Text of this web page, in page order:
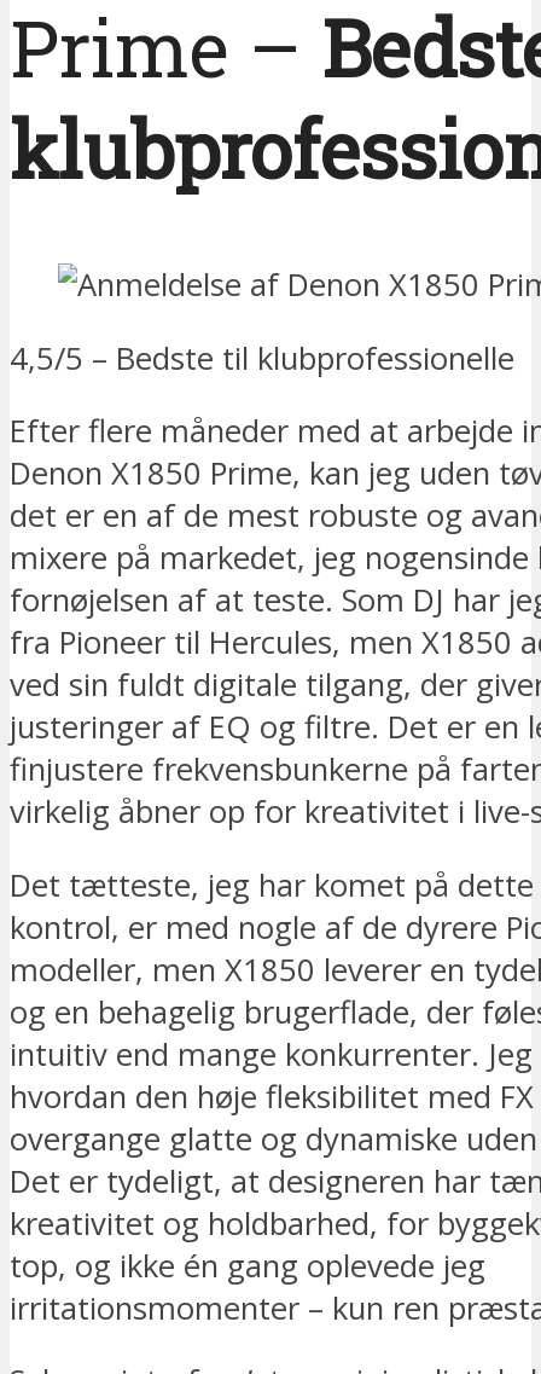
Prime –
4,5/5 – Bedste til klubprofessionelle
Efter flere måneder med at arbejde
Denon X1850 Prime, kan jeg uden
det er en af de mest robuste og
mixere på markedet, jeg
fornøjelsen af at teste. Som DJ har
fra Pioneer til Hercules, men X1850
ved sin fuldt digitale tilgang, der
justeringer af EQ og filtre. Det er en
finjustere frekvensbunkerne på
virkelig åbner op for kreativitet i
Det tætteste, jeg har komet på dette
kontrol, er med nogle af de dyrere
modeller, men X1850 leverer en
og en behagelig brugerflade, der
intuitiv end mange konkurrenter.
hvordan den høje fleksibilitet med
overgange glatte og dynamiske
Det er tydeligt, at designeren har
kreativitet og holdbarhed, for
top, og ikke én gang oplevede jeg
irritationsmomenter – kun ren